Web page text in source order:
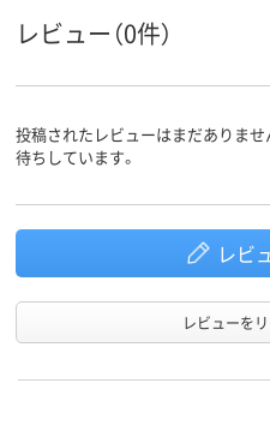
レビュー（0件）
投稿されたレビューはまだありま
待ちしています。
レビ
レビューを